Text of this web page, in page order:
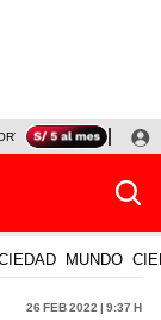
BOYS JORGE
MUNDO
26 Feb 2022 | 9:37 h